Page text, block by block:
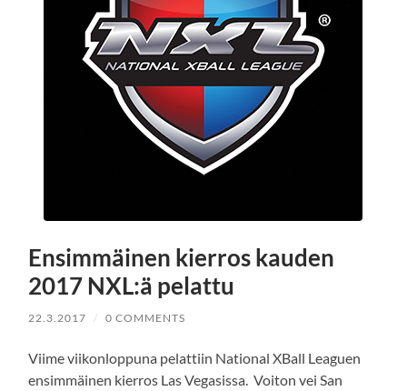
Ensimmäinen kierros kauden
2017 NXL:ä pelattu
22.3.2017 / 0 COMMENTS
Viime viikonloppuna pelattiin National XBall Leaguen
ensimmäinen kierros Las Vegasissa. Voiton vei San